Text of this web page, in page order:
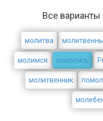
Все варианты
молитва
молимся помолись
молитвенник